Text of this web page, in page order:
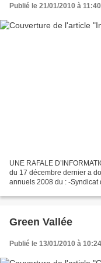
Publié le 21/01/2010 à 11:40
UNE RAFALE
du 17 décembre dernier a
annuels 2008 du : -Syndicat
Green Vallée
Publié le 13/01/2010 à 10:24